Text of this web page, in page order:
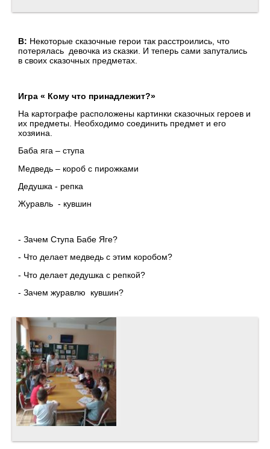
В: Некоторые сказочные герои так расстроились, что
потерялась девочка из сказки. И теперь сами запутались
в своих сказочных предметах.
Игра « Кому что принадлежит?»
На картографе расположены картинки сказочных героев и
их предметы. Необходимо соединить предмет и его
хозяина.
Баба яга – ступа
Медведь – короб с пирожками
Дедушка - репка
Журавль - кувшин
- Зачем Ступа Бабе Яге?
- Что делает медведь с этим коробом?
- Что делает дедушка с репкой?
- Зачем журавлю кувшин?